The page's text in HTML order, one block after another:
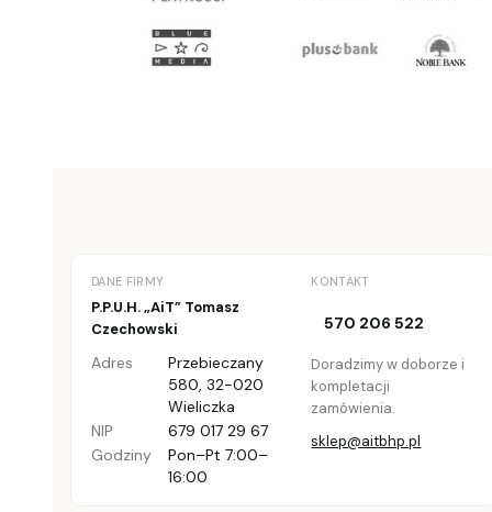
DANE FIRMY
P.P.U.H. „AiT” Tomasz
Czechowski
Adres
Przebieczany
580, 32-020
Wieliczka
NIP
679 017 29 67
Godziny
Pon–Pt 7:00–
16:00
KONTAKT
570 206 522
Doradzimy w doborze i
kompletacji
zamówienia.
sklep@aitbhp.pl